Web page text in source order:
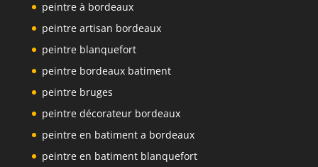
peintre à bordeaux
peintre artisan bordeaux
peintre blanquefort
peintre bordeaux batiment
peintre bruges
peintre décorateur bordeaux
peintre en batiment a bordeaux
peintre en batiment blanquefort